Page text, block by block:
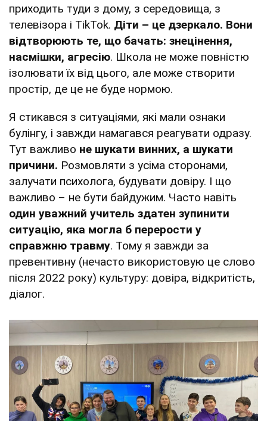
приходить туди з дому, з середовища, з
телевізора і TikTok. Діти – це дзеркало. Вони
відтворюють те, що бачать: знецінення,
насмішки, агресію. Школа не може повністю
ізолювати їх від цього, але може створити
простір, де це не буде нормою.
Я стикався з ситуаціями, які мали ознаки
булінгу, і завжди намагався реагувати одразу.
Тут важливо не шукати винних, а шукати
причини. Розмовляти з усіма сторонами,
залучати психолога, будувати довіру. І що
важливо – не бути байдужим. Часто навіть
один уважний учитель здатен зупинити
ситуацію, яка могла б перерости у
справжню травму. Тому я завжди за
превентивну (нечасто використовую це слово
після 2022 року) культуру: довіра, відкритість,
діалог.